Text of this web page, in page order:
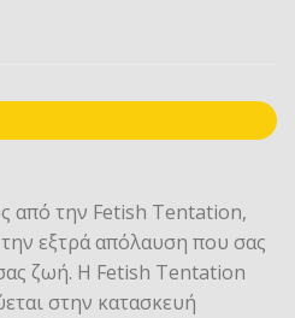
από την Fetish Tentation,
εξτρά απόλαυση που σας
ζωή. Η Fetish Tentation
στην κατασκευή